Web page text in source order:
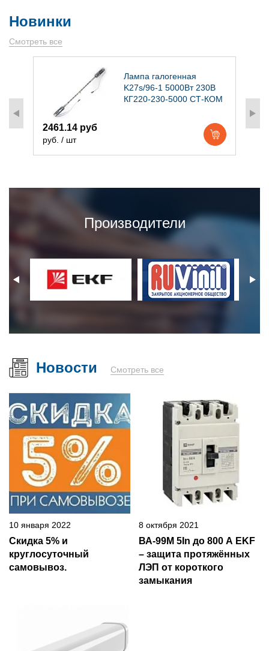
Новинки
Смотреть все
Лампа галогенная
K27s/96-1 5000Вт 230В
КГ220-230-5000 СТ-КОМ
2461.14 руб
руб. / шт
Производители
Новости Смотреть все
10 января 2022
Скидка 5% и
круглосуточный
самовывоз.
8 октября 2021
ВА-99М 5In до 800 А EKF
– защита протяжённых
ЛЭП от короткого
замыкания